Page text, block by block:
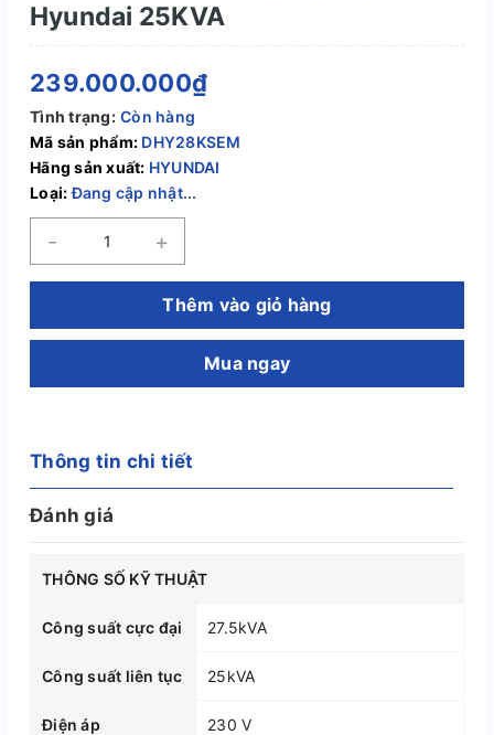
Hyundai 25KVA
239.000.000₫
Tình trạng: Còn hàng
Mã sản phẩm: DHY28KSEM
Hãng sản xuất: HYUNDAI
Loại:Đang cập nhật...
- +
Thêm vào giỏ hàng
Mua ngay
Thông tin chi tiết
Đánh giá
THÔNG SỐ KỸ THUẬT
Công suất cực đại 27.5kVA
Công suất liên tục 25kVA
Điện áp 230 V